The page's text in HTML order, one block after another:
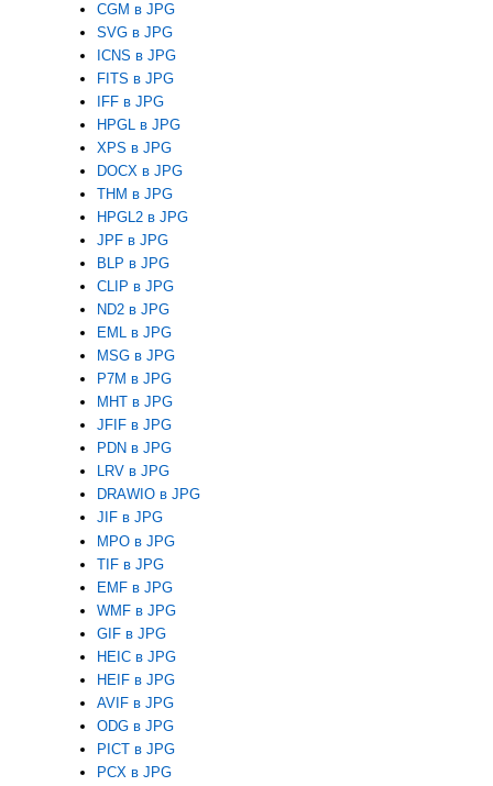
CGM в JPG
SVG в JPG
ICNS в JPG
FITS в JPG
IFF в JPG
HPGL в JPG
XPS в JPG
DOCX в JPG
THM в JPG
HPGL2 в JPG
JPF в JPG
BLP в JPG
CLIP в JPG
ND2 в JPG
EML в JPG
MSG в JPG
P7M в JPG
MHT в JPG
JFIF в JPG
PDN в JPG
LRV в JPG
DRAWIO в JPG
JIF в JPG
MPO в JPG
TIF в JPG
EMF в JPG
WMF в JPG
GIF в JPG
HEIC в JPG
HEIF в JPG
AVIF в JPG
ODG в JPG
PICT в JPG
PCX в JPG